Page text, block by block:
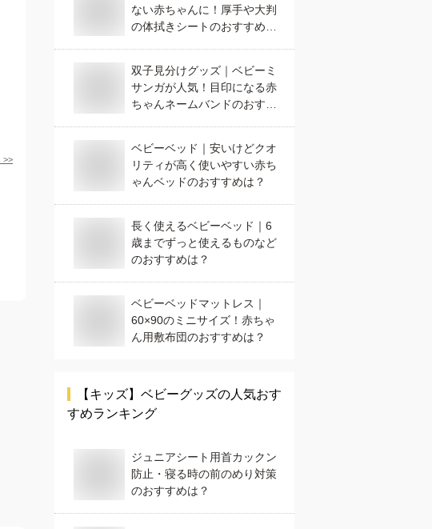
>>
ない赤ちゃんに！厚手や大判
の体拭きシートのおすすめ
双子見分けグッズ｜ベビーミ
サンガが人気！目印になる赤
ちゃんネームバンドのおすす
ベビーベッド｜安いけどクオ
リティが高く使いやすい赤ち
ゃんベッドのおすすめは？
長く使えるベビーベッド｜6
歳までずっと使えるものなど
のおすすめは？
ベビーベッドマットレス｜
60×90のミニサイズ！赤ちゃ
ん用敷布団のおすすめは？
【キッズ】 ベビーグッズの人気おす
すめランキング
ジュニアシート用首カックン
防止・寝る時の前のめり対策
のおすすめは？